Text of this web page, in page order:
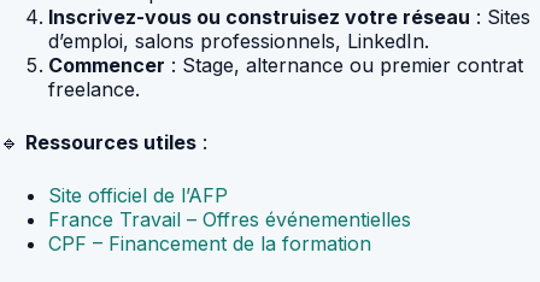
Inscrivez-vous ou construisez votre réseau : Sites
d’emploi, salons professionnels, LinkedIn.
Commencer : Stage, alternance ou premier contrat
freelance.
🔹 Ressources utiles :
Site officiel de l’AFP
France Travail – Offres événementielles
CPF – Financement de la formation